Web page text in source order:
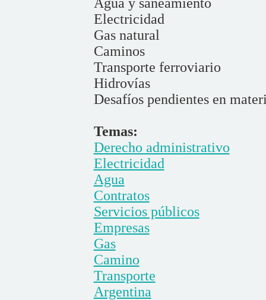
Electricidad
Gas natural
Caminos
Transporte ferroviario
Hidrovías
Desafíos pendientes en
Temas:
Derecho administrativo
Electricidad
Agua
Contratos
Servicios públicos
Empresas
Gas
Camino
Transporte
Argentina